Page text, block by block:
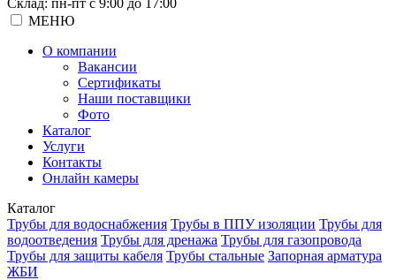
Склад: пн-пт с 9:00 до 17:00
МЕНЮ
О компании
Вакансии
Сертификаты
Наши поставщики
Фото
Каталог
Услуги
Контакты
Онлайн камеры
Каталог
Трубы для водоснабжения Трубы в ППУ изоляции Трубы для
водоотведения Трубы для дренажа Трубы для газопровода
Трубы для защиты кабеля Трубы стальные Запорная арматура
ЖБИ